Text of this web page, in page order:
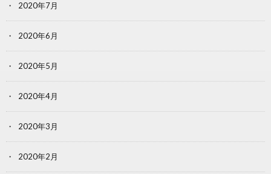
2020年7月
2020年6月
2020年5月
2020年4月
2020年3月
2020年2月